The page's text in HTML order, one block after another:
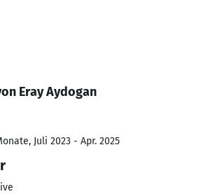
Eray Aydogan
Juli 2023 - Apr. 2025